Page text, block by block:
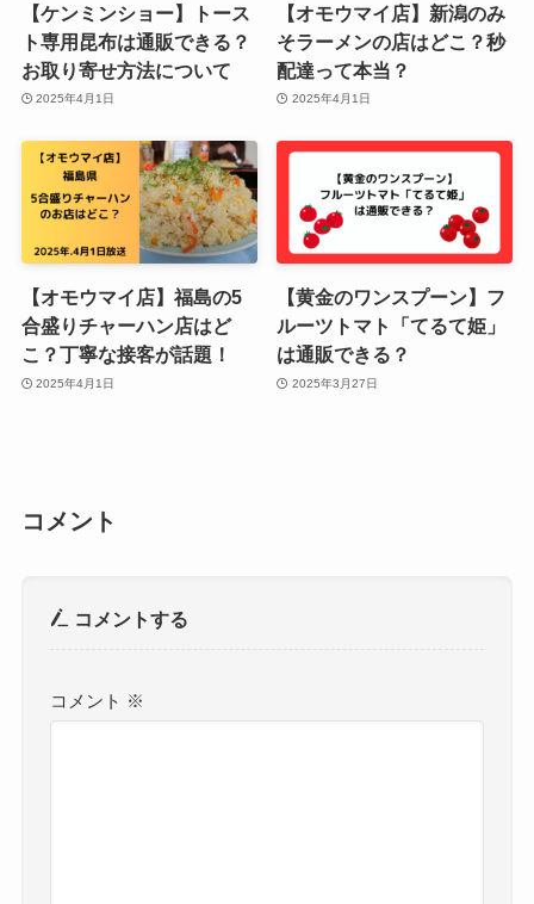
【ケンミンショー】トース
ト専用昆布は通販できる？
お取り寄せ方法について
2025年4月1日
【オモウマイ店】新潟のみ
そラーメンの店はどこ？秒
配達って本当？
2025年4月1日
【オモウマイ店】福島の5
合盛りチャーハン店はど
こ？丁寧な接客が話題！
2025年4月1日
【黄金のワンスプーン】フ
ルーツトマト「てるて姫」
は通販できる？
2025年3月27日
コメント
コメントする
コメント ※